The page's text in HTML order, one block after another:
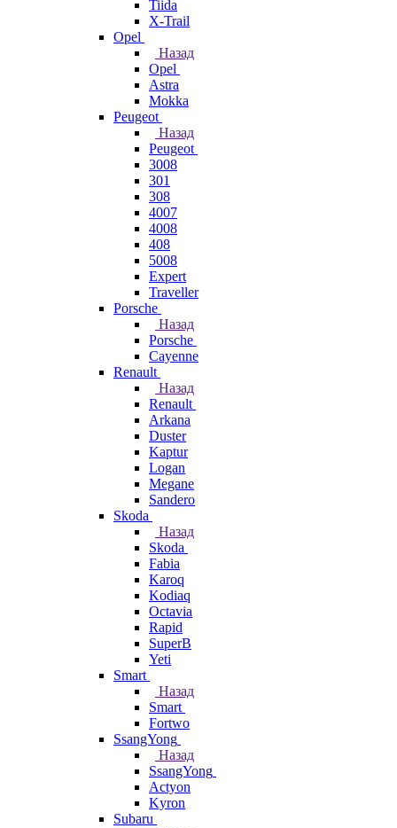
Tiida
X-Trail
Opel
Назад
Opel
Astra
Mokka
Peugeot
Назад
Peugeot
3008
301
308
4007
4008
408
5008
Expert
Traveller
Porsche
Назад
Porsche
Cayenne
Renault
Назад
Renault
Arkana
Duster
Kaptur
Logan
Megane
Sandero
Skoda
Назад
Skoda
Fabia
Karoq
Kodiaq
Octavia
Rapid
SuperB
Yeti
Smart
Назад
Smart
Fortwo
SsangYong
Назад
SsangYong
Actyon
Kyron
Subaru